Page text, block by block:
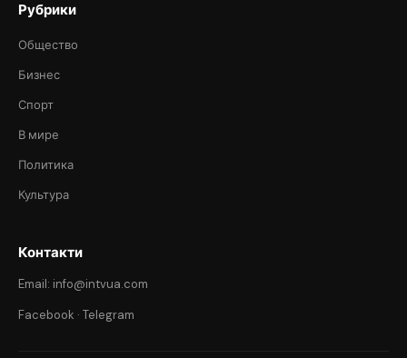
Рубрики
Общество
Бизнес
Спорт
В мире
Политика
Культура
Контакти
Email: info@intvua.com
Facebook · Telegram